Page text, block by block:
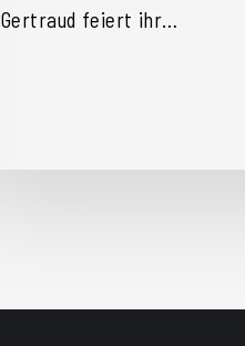
Gertraud feiert ihr…